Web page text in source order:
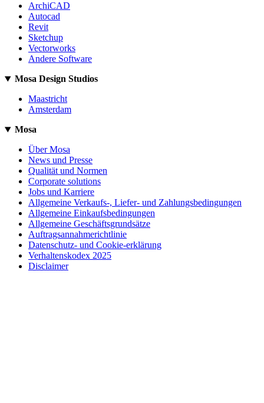
ArchiCAD
Autocad
Revit
Sketchup
Vectorworks
Andere Software
Mosa Design Studios
Maastricht
Amsterdam
Mosa
Über Mosa
News und Presse
Qualität und Normen
Corporate solutions
Jobs und Karriere
Allgemeine Verkaufs-, Liefer- und Zahlungsbedingungen
Allgemeine Einkaufsbedingungen
Allgemeine Geschäftsgrundsätze
Auftragsannahmerichtlinie
Datenschutz- und Cookie-erklärung
Verhaltenskodex 2025
Disclaimer